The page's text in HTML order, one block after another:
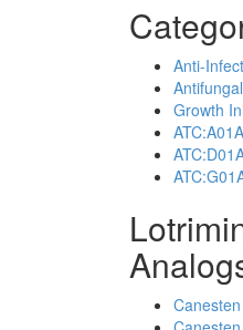
Anti-
Growth
Canesten